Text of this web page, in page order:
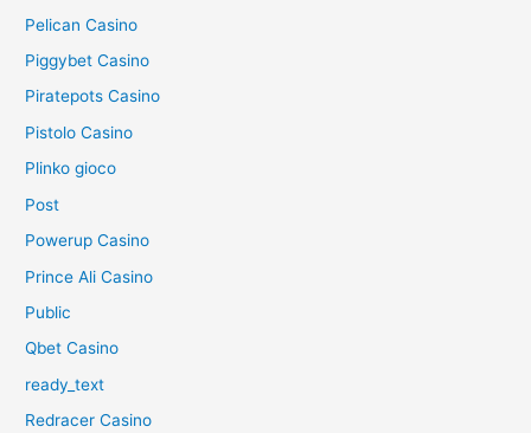
Pelican Casino
Piggybet Casino
Piratepots Casino
Pistolo Casino
Plinko gioco
Post
Powerup Casino
Prince Ali Casino
Public
Qbet Casino
ready_text
Redracer Casino